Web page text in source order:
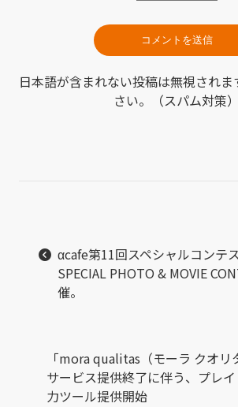
日本語が含まれない投稿は無視され
さい。（スパム対策）
αcafe第11回スペシャルコンテ
SPECIAL PHOTO & MOVIE
催。
「mora qualitas（モーラ クオリ
サービス提供終了に伴う、プレ
力ツール提供開始